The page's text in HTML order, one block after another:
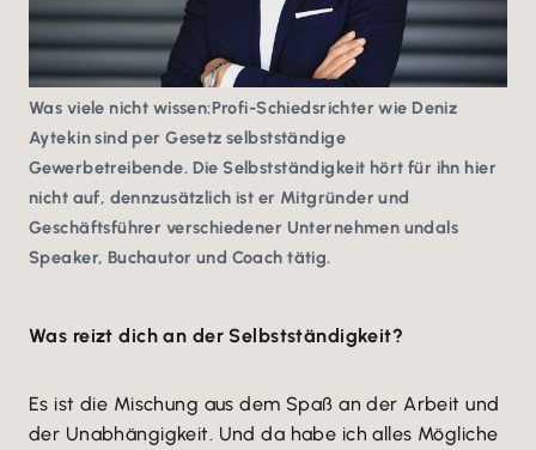
Was viele nicht wissen:Profi-Schiedsrichter wie Deniz
Aytekin sind per Gesetz selbstständige
Gewerbetreibende. Die Selbstständigkeit hört für ihn hier
nicht auf, dennzusätzlich ist er Mitgründer und
Geschäftsführer verschiedener Unternehmen undals
Speaker, Buchautor und Coach tätig.
Was reizt dich an der Selbstständigkeit?
Es ist die Mischung aus dem Spaß an der Arbeit und
der Unabhängigkeit. Und da habe ich alles Mögliche